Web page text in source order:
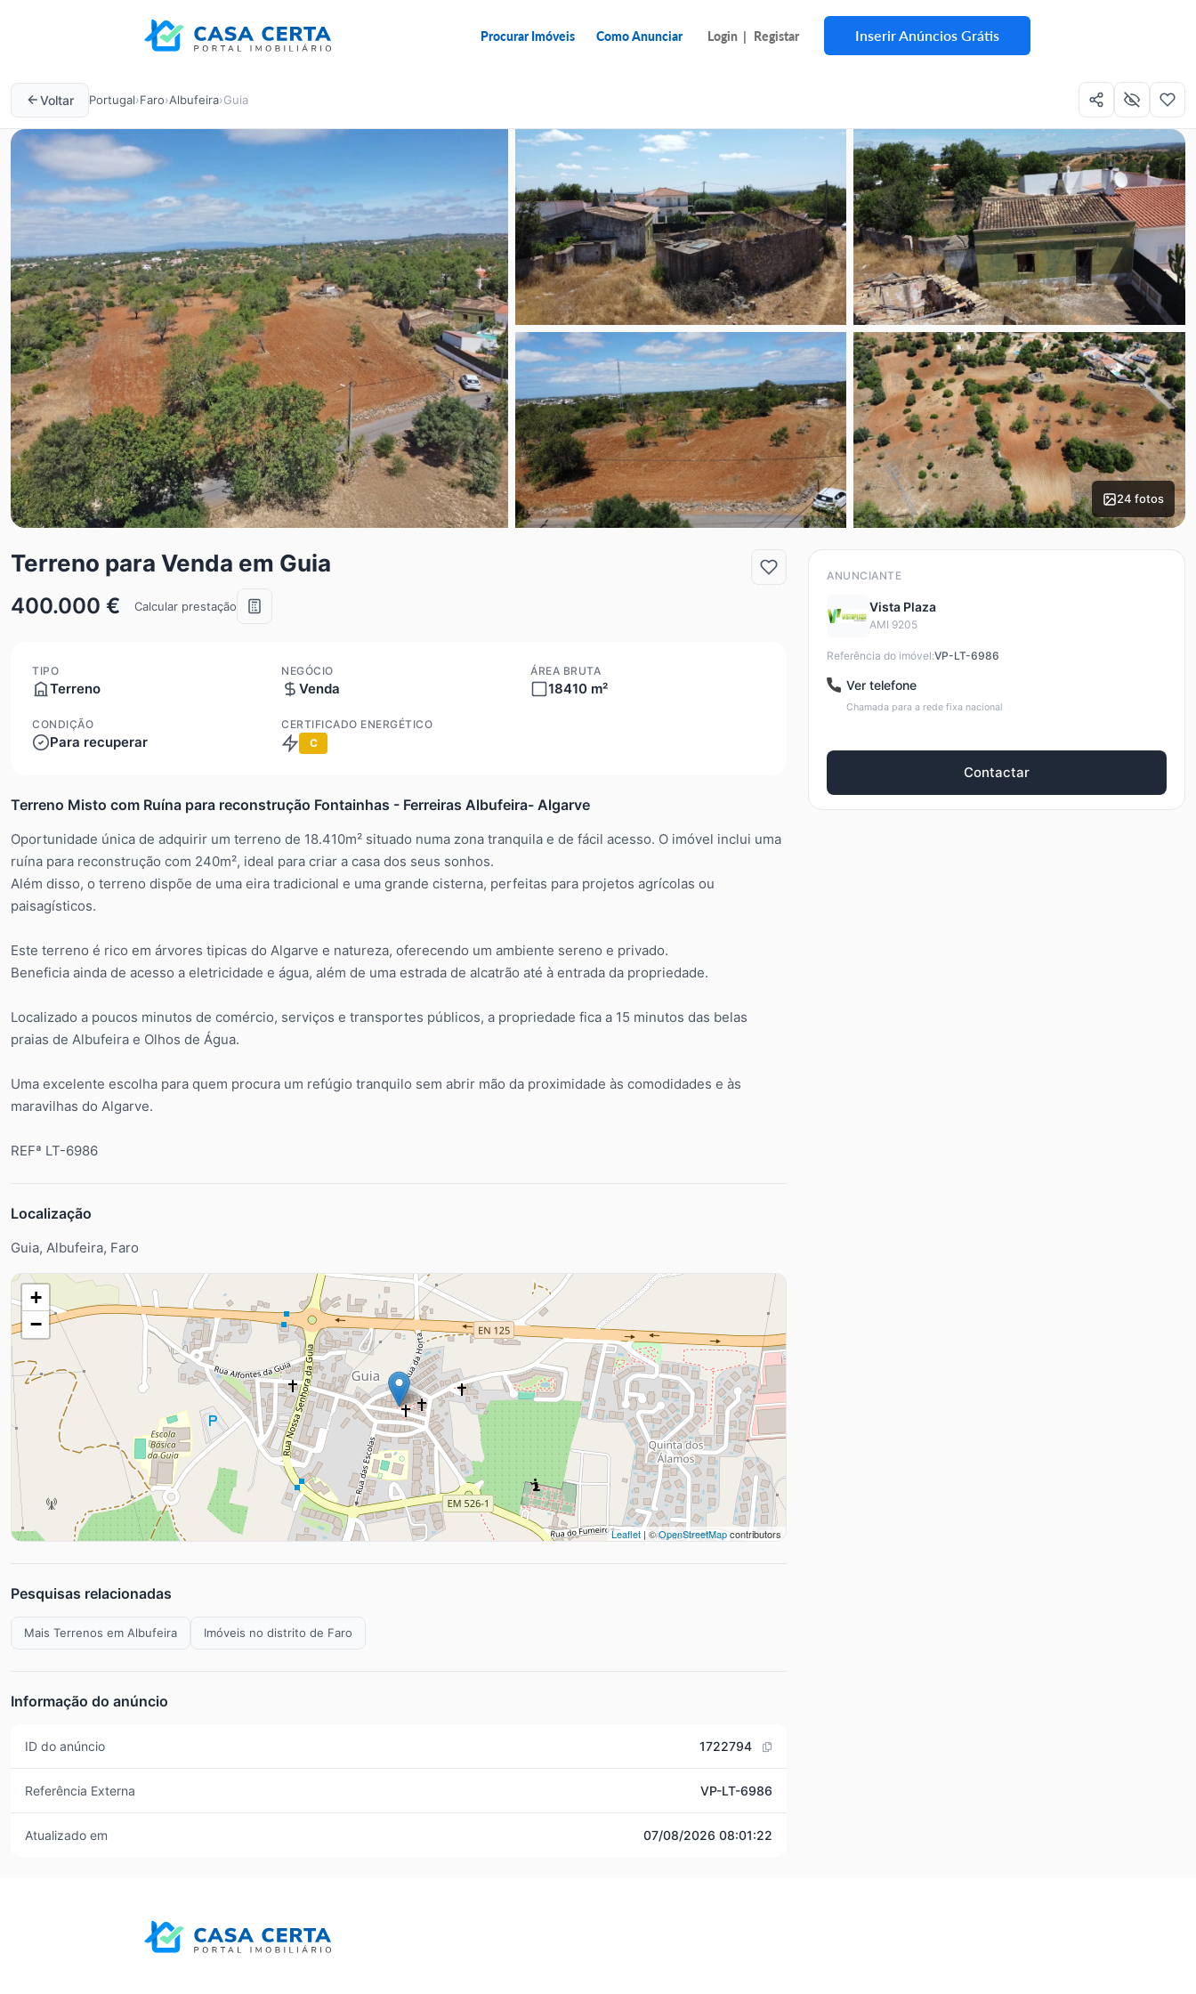
Procurar Imóveis Como Anunciar Login | Registar Inserir Anúncios Grátis
Voltar Portugal›Faro›Albufeira›Guia
24 fotos
Terreno para Venda em Guia
400.000 € Calcular prestação
TIPO
Terreno
NEGÓCIO
Venda
ÁREA BRUTA
18410 m²
CONDIÇÃO
Para recuperar
CERTIFICADO ENERGÉTICO
C
Terreno Misto com Ruína para reconstrução Fontainhas - Ferreiras Albufeira- Algarve
Oportunidade única de adquirir um terreno de 18.410m² situado numa zona tranquila e de fácil acesso. O imóvel inclui uma
ruína para reconstrução com 240m², ideal para criar a casa dos seus sonhos.
Além disso, o terreno dispõe de uma eira tradicional e uma grande cisterna, perfeitas para projetos agrícolas ou
paisagísticos.
Este terreno é rico em árvores tipicas do Algarve e natureza, oferecendo um ambiente sereno e privado.
Beneficia ainda de acesso a eletricidade e água, além de uma estrada de alcatrão até à entrada da propriedade.
Localizado a poucos minutos de comércio, serviços e transportes públicos, a propriedade fica a 15 minutos das belas
praias de Albufeira e Olhos de Água.
Uma excelente escolha para quem procura um refúgio tranquilo sem abrir mão da proximidade às comodidades e às
maravilhas do Algarve.
REFª LT-6986
Localização
Guia, Albufeira, Faro
+
−
Leaflet| ©OpenStreetMapcontributors
Pesquisas relacionadas
Mais Terrenos em Albufeira Imóveis no distrito de Faro
Informação do anúncio
ID do anúncio 1722794
Referência Externa VP-LT-6986
Atualizado em 07/08/2026 08:01:22
ANUNCIANTE
Vista Plaza
AMI 9205
Referência do imóvel:VP-LT-6986
Ver telefone
Chamada para a rede fixa nacional
Contactar